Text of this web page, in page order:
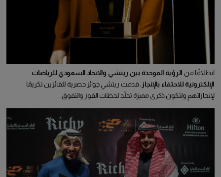
انطلاقًا من الرؤية الموحدة بين ريتشي والاتحاد السعودي للرياضات
الإلكترونية للاحتفاء بالإنجاز ، قدمت ريتشي جوائز حصرية للفائزين تكريمًا
لإنجازاتهم ولتكون ذكرى مميزة تخلّد لحظات الفوز والتفوق.